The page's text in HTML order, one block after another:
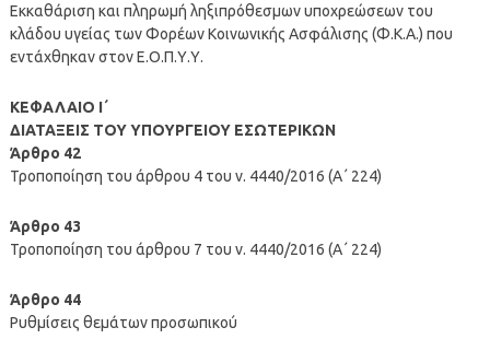
Εκκαθάριση και πληρωμή ληξιπρόθεσμων υποχρεώσεων του
κλάδου υγείας των Φορέων Κοινωνικής Ασφάλισης (Φ.Κ.Α.) που
εντάχθηκαν στον Ε.Ο.Π.Υ.Υ.
ΚΕΦΑΛΑΙΟ Ι΄
ΔΙΑΤΑΞΕΙΣ ΤΟΥ ΥΠΟΥΡΓΕΙΟΥ ΕΣΩΤΕΡΙΚΩΝ
Άρθρο 42
Τροποποίηση του άρθρου 4 του ν. 4440/2016 (Α΄ 224)
Άρθρο 43
Τροποποίηση του άρθρου 7 του ν. 4440/2016 (Α΄ 224)
Άρθρο 44
Ρυθμίσεις θεμάτων προσωπικού